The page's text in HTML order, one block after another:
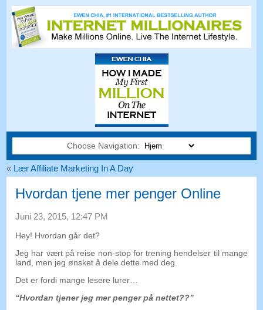
Choose Navigation:
« Lær Affiliate Marketing In A Day
Hvordan tjene mer penger Online
Juni 23, 2015, 12:47 PM
Hey! Hvordan går det?
Jeg har vært på reise non-stop for trening hendelser til mange
land, men jeg ønsket å dele dette med deg.
Det er fordi mange lesere lurer…
“Hvordan tjener jeg mer penger på nettet??”